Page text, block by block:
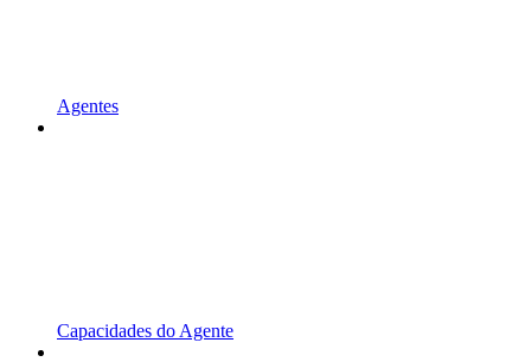
Agentes
Capacidades do Agente